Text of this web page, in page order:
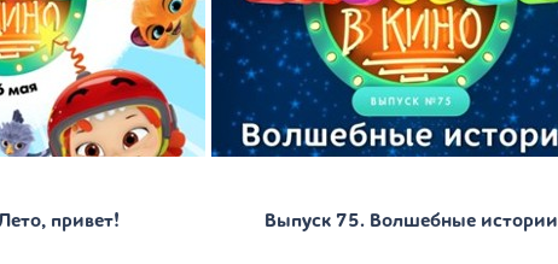
привет! Выпуск 75. Волшебные истории